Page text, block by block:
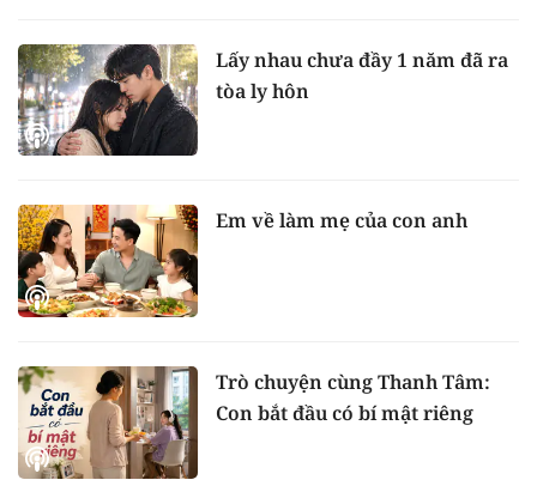
Lấy nhau chưa đầy 1 năm đã ra
tòa ly hôn
Em về làm mẹ của con anh
Trò chuyện cùng Thanh Tâm:
Con bắt đầu có bí mật riêng